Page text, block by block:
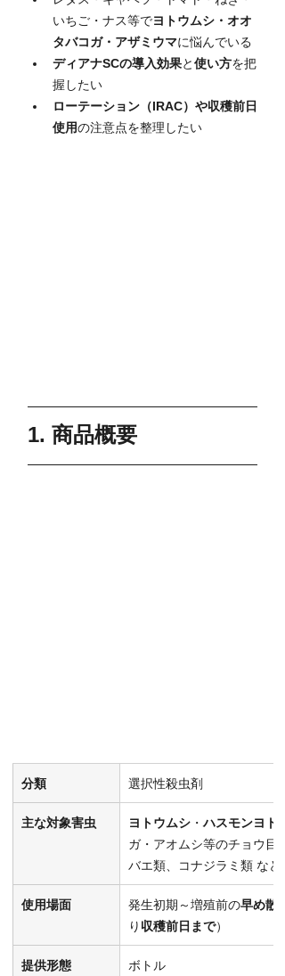
いちご・ナス等でヨトウムシ・オオ
タバコガ・アザミウマに悩んでいる
ディアナSCの導入効果と使い方を把
握したい
ローテーション（IRAC）や収穫前日
使用の注意点を整理したい
1. 商品概要
分類 選択性殺虫剤
主な対象害虫 ヨトウムシ ・ハスモンヨトウ
ガ・アオムシ等のチョウ目、
バエ類、コナジラミ類 など
使用場面 発生初期～増殖前の早め散布
り 収穫前日まで）
提供形態 ボトル